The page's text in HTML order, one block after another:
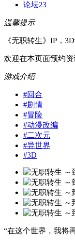
论坛23
温馨提示
《无职转生》IP，
欢迎在本页面预约
游戏介绍
#回合
#剧情
#冒险
#动漫改编
#二次元
#异世界
#3D
“在这个世界，我